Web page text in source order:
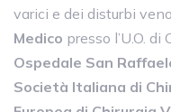
varici e dei disturbi
Medico presso l’U.O. di
Ospedale San
Società Italiana di